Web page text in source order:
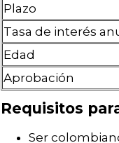
Plazo
Tasa de interés
Edad
Aprobación
Requisitos
Ser